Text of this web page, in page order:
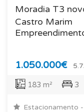
Moradia T3
Castro Marim
1.050.000€
183 m² 3
Estacionamento